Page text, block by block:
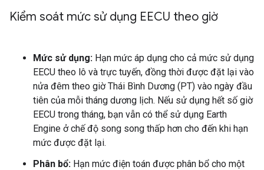
Kiểm soát mức sử dụng EECU theo giờ
Mức sử dụng: Hạn mức áp dụng cho cả mức sử dụng
EECU theo lô và trực tuyến, đồng thời được đặt lại vào
nửa đêm theo giờ Thái Bình Dương (PT) vào ngày đầu
tiên của mỗi tháng dương lịch. Nếu sử dụng hết số giờ
EECU trong tháng, bạn vẫn có thể sử dụng Earth
Engine ở chế độ song song thấp hơn cho đến khi hạn
mức được đặt lại.
Phân bổ: Hạn mức điện toán được phân bổ cho một